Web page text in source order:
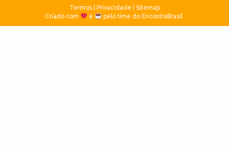
Termos| Privacidade
Sitemap
Criado com
e pelo time do EncontraBrasil